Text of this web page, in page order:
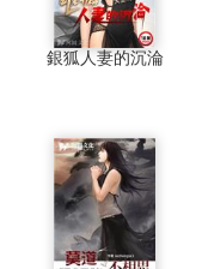
銀狐人妻的沉淪